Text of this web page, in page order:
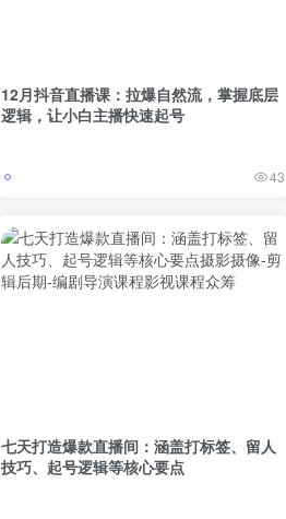
12月抖音直播课：拉爆自然流，掌握底层
逻辑，让小白主播快速起号
43
七天打造爆款直播间：涵盖打标签、留人
技巧、起号逻辑等核心要点